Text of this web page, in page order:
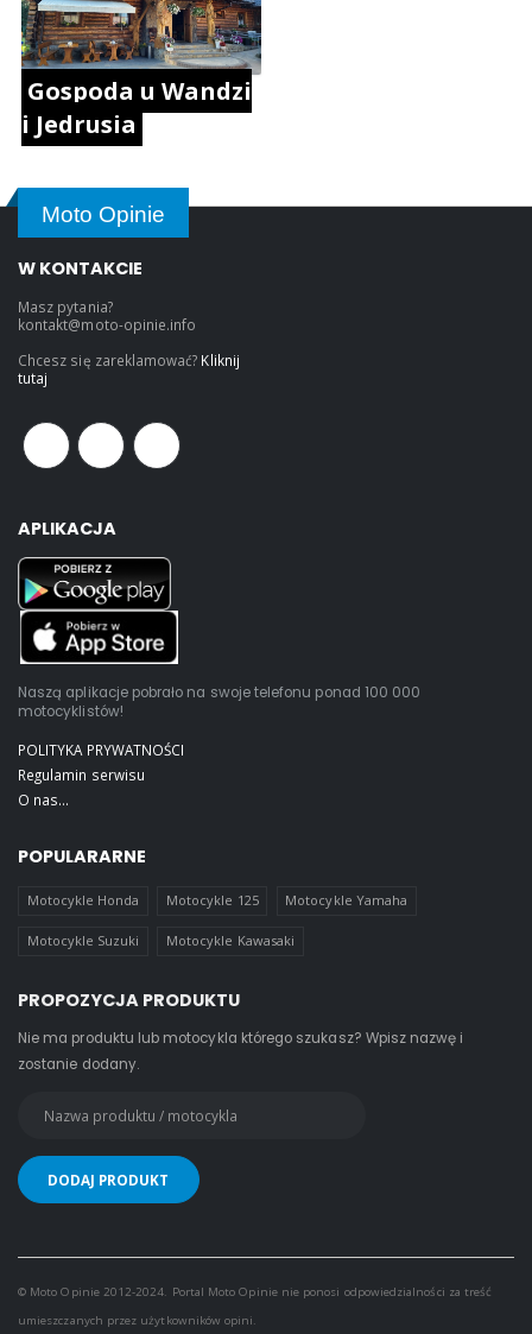
Gospoda u Wandzi
i Jedrusia
Moto Opinie
W KONTAKCIE
Masz pytania?
kontakt@moto-opinie.info
Chcesz się zareklamować? Kliknij
tutaj
APLIKACJA
Naszą aplikacje pobrało na swoje telefonu ponad 100 000
motocyklistów!
POLITYKA PRYWATNOŚCI
Regulamin serwisu
O nas...
POPULARARNE
Motocykle Honda Motocykle 125 Motocykle Yamaha
Motocykle Suzuki Motocykle Kawasaki
PROPOZYCJA PRODUKTU
Nie ma produktu lub motocykla którego szukasz? Wpisz nazwę i
zostanie dodany.
© Moto Opinie 2012-2024. Portal Moto Opinie nie ponosi odpowiedzialności za treść
umieszczanych przez użytkowników opini.